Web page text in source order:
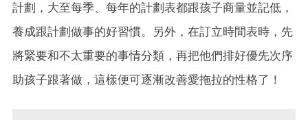
計劃，大至每季、每年的計劃表都跟孩子商量並記低，
養成跟計劃做事的好習慣。另外，在訂立時間表時，先
將緊要和不太重要的事情分類，再把他們排好優先次序
助孩子跟著做，這樣便可逐漸改善愛拖拉的性格了！